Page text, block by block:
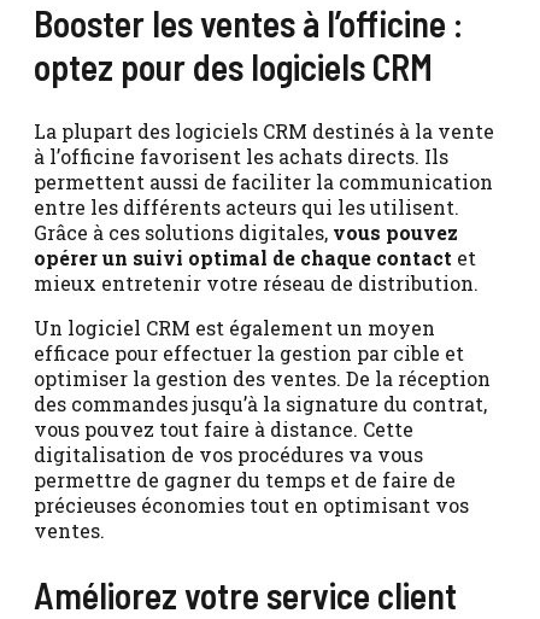
Booster les ventes à l’officine :
optez pour des logiciels CRM
La plupart des logiciels CRM destinés à la vente
à l’officine favorisent les achats directs. Ils
permettent aussi de faciliter la communication
entre les différents acteurs qui les utilisent.
Grâce à ces solutions digitales, vous pouvez
opérer un suivi optimal de chaque contact et
mieux entretenir votre réseau de distribution.
Un logiciel CRM est également un moyen
efficace pour effectuer la gestion par cible et
optimiser la gestion des ventes. De la réception
des commandes jusqu’à la signature du contrat,
vous pouvez tout faire à distance. Cette
digitalisation de vos procédures va vous
permettre de gagner du temps et de faire de
précieuses économies tout en optimisant vos
ventes.
Améliorez votre service client